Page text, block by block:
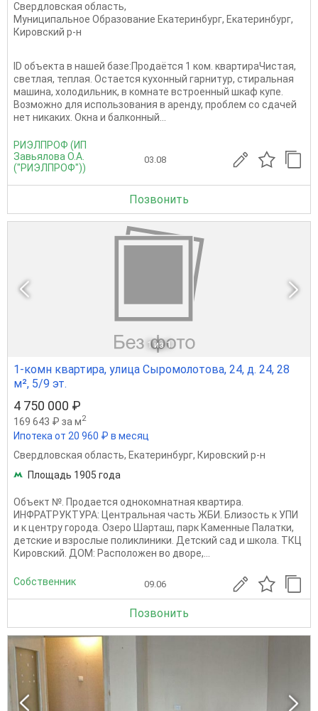
Свердловская область,
Муниципальное Образование Екатеринбург, Екатеринбург,
Кировский р-н
ID объекта в нашей базе:Продаётся 1 ком. квартираЧистая,
светлая, теплая. Остается кухонный гарнитур, стиральная
машина, холодильник, в комнате встроенный шкаф купе.
Возможно для использования в аренду, проблем со сдачей
нет никаких. Окна и балконный...
РИЭЛПРОФ (ИП
Завьялова О.А.
("РИЭЛПРОФ"))
03.08
Позвонить
1 из 1
1-комн квартира, улица Сыромолотова, 24, д. 24, 28
м², 5/9 эт.
4 750 000 ₽
169 643 ₽ за м2
Ипотека от 20 960 ₽ в месяц
Свердловская область, Екатеринбург, Кировский р-н
Площадь 1905 года
Объект №. Продается однокомнатная квартира.
ИНФРАТРУКТУРА: Центральная часть ЖБИ. Близость к УПИ
и к центру города. Озеро Шарташ, парк Каменные Палатки,
детские и взрослые поликлиники. Детский сад и школа. ТКЦ
Кировский. ДОМ: Расположен во дворе,...
Собственник 09.06
Позвонить